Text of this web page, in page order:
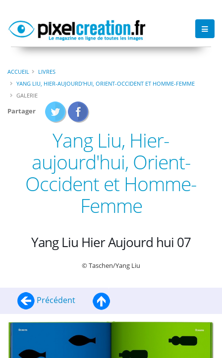
ACCUEIL
LIVRES
YANG LIU, HIER-AUJOURD'HUI, ORIENT-OCCIDENT ET HOMME-FEMME
GALERIE
Partager
Yang Liu, Hier-
aujourd'hui, Orient-
Occident et Homme-
Femme
Yang Liu Hier Aujourd hui 07
© Taschen/Yang Liu
Précédent